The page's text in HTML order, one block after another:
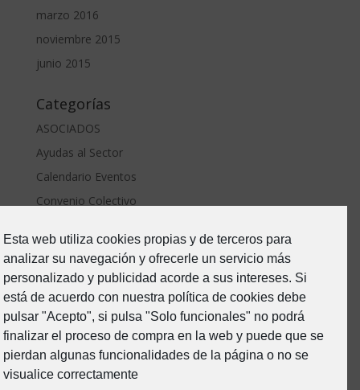
Esta web utiliza cookies propias y de terceros para
analizar su navegación y ofrecerle un servicio más
personalizado y publicidad acorde a sus intereses. Si
está de acuerdo con nuestra política de cookies debe
pulsar "Acepto", si pulsa "Solo funcionales" no podrá
finalizar el proceso de compra en la web y puede que se
pierdan algunas funcionalidades de la página o no se
visualice correctamente
marzo 2016
noviembre 2015
junio 2015
Categorías
ASOCIADOS
Ayudas al Sector
Calendario Eventos
Convenio Colectivo
Estado de Alarma-Covid19
Formacion
Junta Directiva
Noticias
Prevención de riesgos
Sin categoría